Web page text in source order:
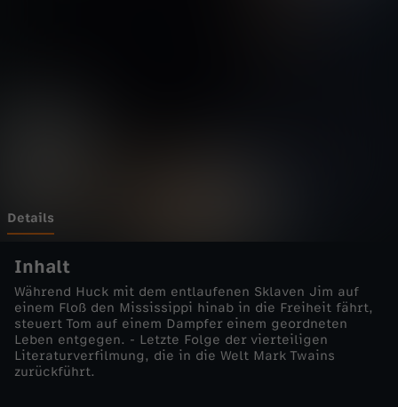
d
H
u
c
Details
Inhalt
Während Huck mit dem entlaufenen Sklaven Jim auf
einem Floß den Mississippi hinab in die Freiheit fährt,
steuert Tom auf einem Dampfer einem geordneten
Leben entgegen. - Letzte Folge der vierteiligen
Literaturverfilmung, die in die Welt Mark Twains
zurückführt.